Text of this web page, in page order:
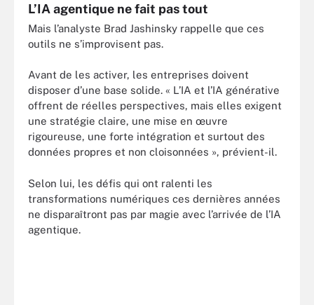
L’IA agentique ne fait pas tout
Mais l’analyste Brad Jashinsky rappelle que ces
outils ne s’improvisent pas.
Avant de les activer, les entreprises doivent
disposer d’une base solide. « L’IA et l’IA générative
offrent de réelles perspectives, mais elles exigent
une stratégie claire, une mise en œuvre
rigoureuse, une forte intégration et surtout des
données propres et non cloisonnées », prévient-il.
Selon lui, les défis qui ont ralenti les
transformations numériques ces dernières années
ne disparaîtront pas par magie avec l’arrivée de l’IA
agentique.